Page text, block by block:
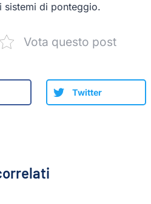
sistemi di ponteggio.
Vota questo post
Twitter